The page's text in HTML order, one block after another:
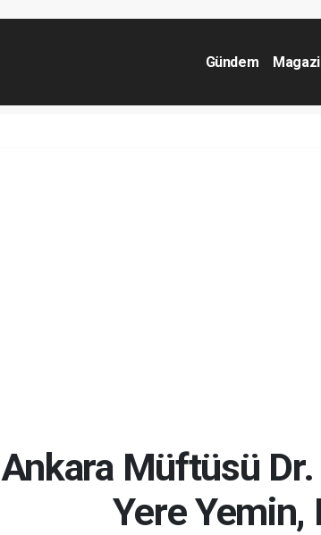
Gündem
Ankara Müftüsü Dr.
Yere Yemin,